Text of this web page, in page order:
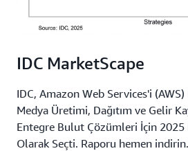
IDC MarketScape
IDC, Amazon Web Services'i (AWS)
Medya Üretimi, Dağıtım ve Gelir
Entegre Bulut Çözümleri İçin 2025
Olarak Seçti. Raporu hemen indirin.